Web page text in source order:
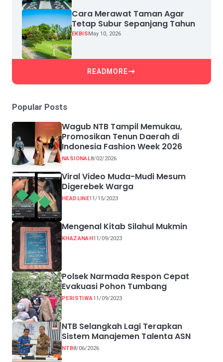
Cara Merawat Taman Agar
Tetap Subur Sepanjang Tahun
EKBISMay 10, 2026
READMORE
Popular Posts
Wagub NTB Tampil Memukau,
Promosikan Tenun Daerah di
Indonesia Fashion Week 2026
NASIONAL8/02/2026
Viral Video Muda-Mudi Mesum
Digerebek Warga
HEADLINE11/15/2023
Mengenal Kitab Silahul Mukmin
KHAZANAH11/09/2023
Polsek Narmada Respon Cepat
Evakuasi Pohon Tumbang
PERISTIWA11/09/2023
NTB Selangkah Lagi Terapkan
Sistem Manajemen Talenta ASN
NTB8/06/2026